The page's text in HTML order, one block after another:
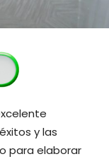
y las
para elaborar